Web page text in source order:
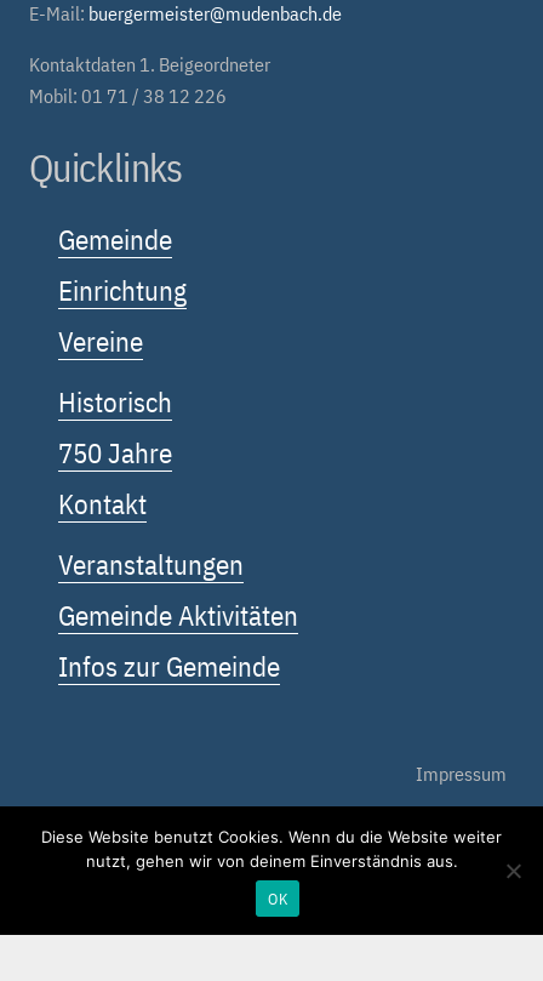
E-Mail: buergermeister@mudenbach.de
Kontaktdaten 1. Beigeordneter
Mobil: 01 71 / 38 12 226
Quicklinks
Gemeinde
Einrichtung
Vereine
Historisch
750 Jahre
Kontakt
Veranstaltungen
Gemeinde Aktivitäten
Infos zur Gemeinde
Impressum
Datenschutz
Diese Website benutzt Cookies. Wenn du die Website weiter
nutzt, gehen wir von deinem Einverständnis aus.
OK